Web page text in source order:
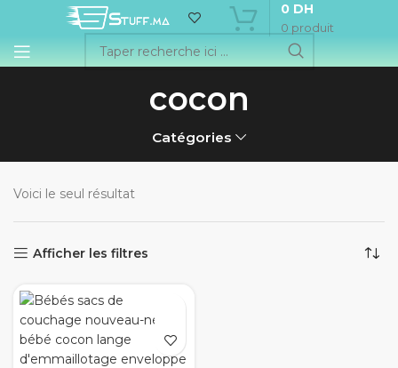
0 produit
0 DH
cocon
Catégories
Voici le seul résultat
Afficher les filtres